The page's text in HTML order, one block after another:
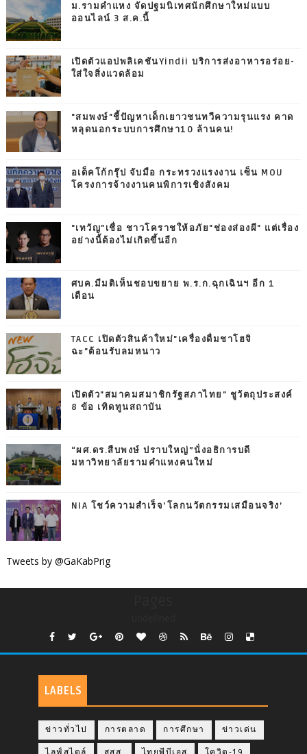
ม.รามคำแหง จัดปฐมนิเทศนักศึกษาใหม่แบบ
ออนไลน์ 3 ส.ค.นี้
เปิดตัวแอปพลิเคชันYindii บริการส่งอาหารอร่อย-
ใส่ใจสิ่งแวดล้อม
"สมพงษ์"ชี้ปัญหาเด็กเยาวชนทวีความรุนแรง คาด
หลุดนอกระบบการศึกษา10 ล้านคน!
อเด็คโก้กรุ๊ป จับมือ กระทรวงแรงงาน เซ็น MOU
โครงการจ้างงานคนพิการเชิงสังคม
"เทวัญ"เชื่อ ชาวโคราชให้อภัย"ช่องส่องผี" แต่เรื่อง
อย่างนี้ต้องไม่เกิดขึ้นอีก
ศบค.มีมติเห็นชอบขยาย พ.ร.ก.ฉุกเฉินฯ อีก 1
เดือน
TACC เปิดตัวสินค้าใหม่"เครื่องดื่มชาโฮจิ
ฉะ"ต้อนรับลมหนาว
เปิดตัว"สมาคมสมาชิกรัฐสภาไทย" ชูวัตถุประสงค์
8 ข้อ เทิดทูนสถาบัน
“ผศ.ดร.สืบพงษ์ ปราบใหญ่”นั่งอธิการบดี
มหาวิทยาลัยรามคำแหงคนใหม่
NIA โชว์ความสำเร็จ‘โลกนวัตกรรมเสมือนจริง’
Tweets by @GaKabPrig
LABELS
ข่าวทั่วไป การตลาด การศึกษา ข่าวเด่น